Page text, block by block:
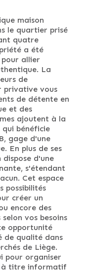
maison
le quartier prisé
quatre
a été
allier
La
de
privative vous
de détente en
et des
ajoutent à la
bénéficie
gage d'une
En plus de ses
d'une
s'étendant
Cet espace
possibilités
créer un
encore des
vos besoins
opportunité
de qualité dans
de Liège.
pour organiser
à titre informatif